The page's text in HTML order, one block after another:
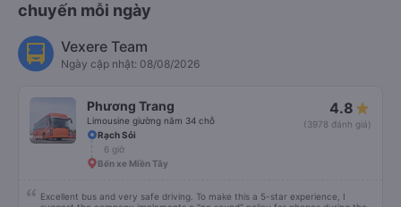
chuyến mỗi ngày
Vexere Team
Ngày cập nhật: 08/08/2026
Phương Trang
Limousine giường nằm 34 chỗ
4.8
(3978 đánh giá)
Rạch Sỏi
6 giờ
Bến xe Miền Tây
Excellent bus and very safe driving. To make this a 5-star experience, I